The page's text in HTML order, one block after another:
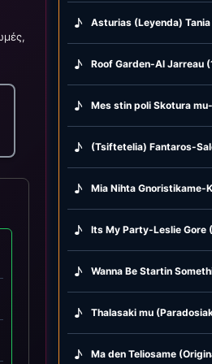
♪ Asturias (Leyenda)
♪ Roof Garden-Al Jarreau
♪ Mes stin poli Skotura
♪ (Tsiftetelia) Fantaros-
♪ Mia Nihta Gnoristikame-
♪ Its My Party-Leslie Gore
♪ Wanna Be Startin
♪ Thalasaki mu
♪ Ma den Teliosame